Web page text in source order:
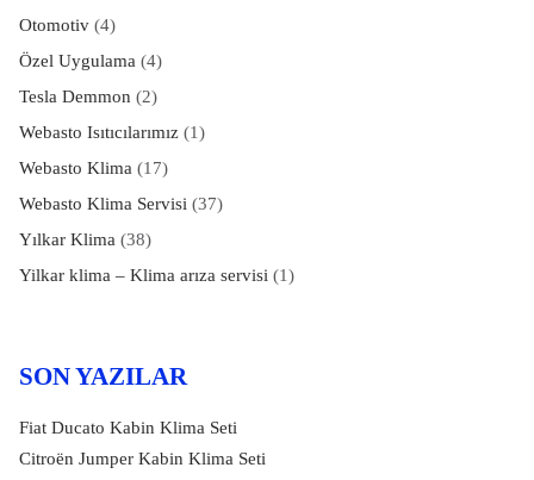
Otomotiv(4)
Özel Uygulama (4)
Tesla Demmon (2)
Webasto Isıtıcılarımız(1)
Webasto Klima (17)
Webasto Klima Servisi (37)
Yılkar Klima (38)
Yilkar klima – Klima arıza servisi (1)
SON YAZILAR
Fiat Ducato Kabin Klima Seti
Citroën Jumper Kabin Klima Seti